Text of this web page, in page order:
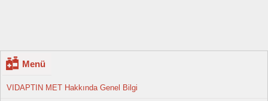
Menü
VIDAPTIN MET Hakkında Genel Bilgi